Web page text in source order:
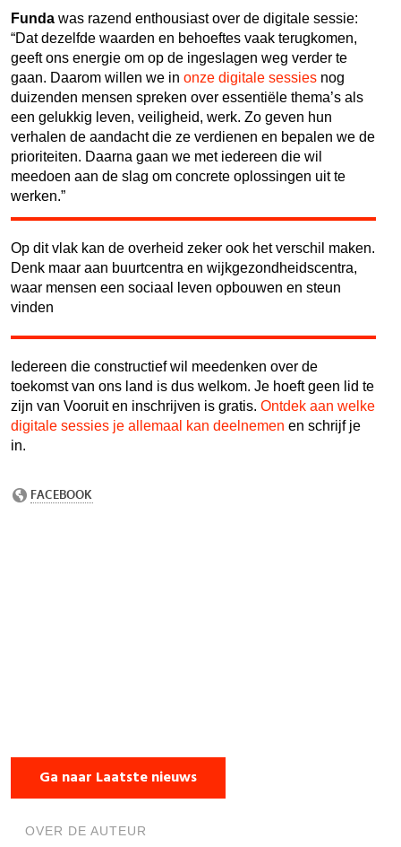
Funda was razend enthousiast over de digitale sessie:
“Dat dezelfde waarden en behoeftes vaak terugkomen,
geeft ons energie om op de ingeslagen weg verder te
gaan. Daarom willen we in onze digitale sessies nog
duizenden mensen spreken over essentiële thema’s als
een gelukkig leven, veiligheid, werk. Zo geven hun
verhalen de aandacht die ze verdienen en bepalen we de
prioriteiten. Daarna gaan we met iedereen die wil
meedoen aan de slag om concrete oplossingen uit te
werken.”
Op dit vlak kan de overheid zeker ook het verschil maken.
Denk maar aan buurtcentra en wijkgezondheidscentra,
waar mensen een sociaal leven opbouwen en steun
vinden
Iedereen die constructief wil meedenken over de
toekomst van ons land is dus welkom. Je hoeft geen lid te
zijn van Vooruit en inschrijven is gratis. Ontdek aan welke
digitale sessies je allemaal kan deelnemen en schrijf je
in.
Ga naar Laatste nieuws
OVER DE AUTEUR